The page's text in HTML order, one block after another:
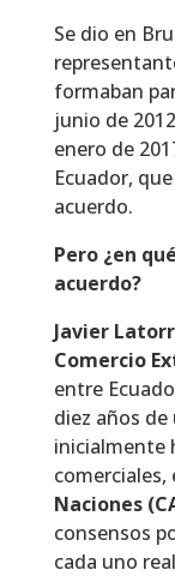
Se dio en
formaban
junio de
enero de
Ecuador,
acuerdo.
Pero ¿en
acuerdo?
Javier
Comercio
entre
diez años
inicialmente
comerciales,
Naciones
consensos
cada uno